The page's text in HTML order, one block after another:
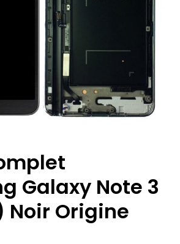
Galaxy Note 3
Noir Origine